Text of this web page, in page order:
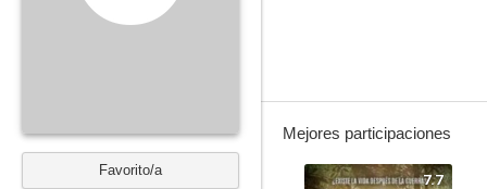
Favorito/a
Mejores participaciones
7.7